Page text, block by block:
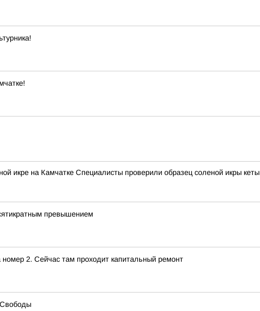
икре на Камчатке Специалисты проверили образец соленой икры кеты
превышением
2. Сейчас там проходит капитальный ремонт
Свободы